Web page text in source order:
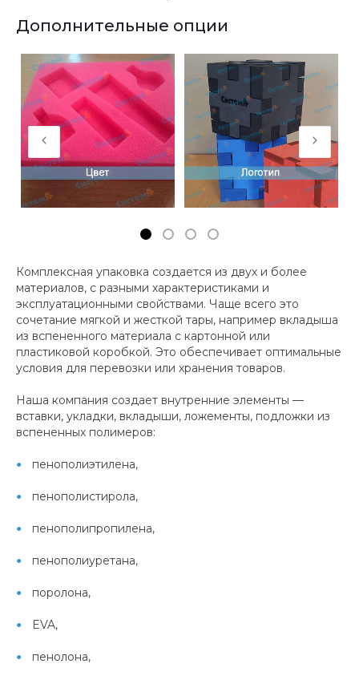
Дополнительные опции
Комплексная упаковка создается из двух и более
материалов, с разными характеристиками и
эксплуатационными свойствами. Чаще всего это
сочетание мягкой и жесткой тары, например вкладыша
из вспененного материала с картонной или
пластиковой коробкой. Это обеспечивает оптимальные
условия для перевозки или хранения товаров.
Наша компания создает внутренние элементы —
вставки, укладки, вкладыши, ложементы, подложки из
вспененных полимеров:
пенополиэтилена,
пенополистирола,
пенополипропилена,
пенополиуретана,
поролона,
EVA,
пенолона,